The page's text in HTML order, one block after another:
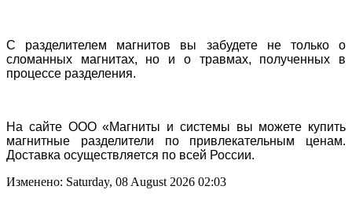
С разделителем магнитов вы забудете не только о
сломанных магнитах, но и о травмах, полученных в
процессе разделения.
На сайте ООО «Магниты и системы вы можете купить
магнитные разделители по привлекательным ценам.
Доставка осуществляется по всей России.
Изменено: Saturday, 08 August 2026 02:03